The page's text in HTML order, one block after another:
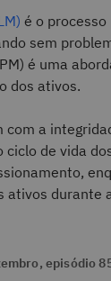
é o
sem
é uma
dos ativos.
a
de vida
ativos durante
episódio